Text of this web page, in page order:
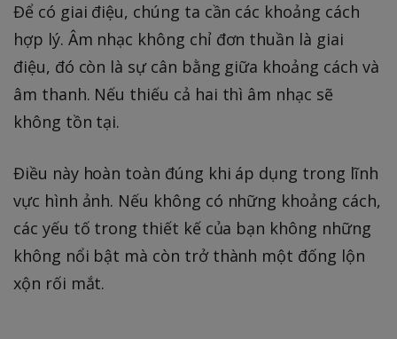
Để có giai điệu, chúng ta cần các khoảng cách
hợp lý. Âm nhạc không chỉ đơn thuần là giai
điệu, đó còn là sự cân bằng giữa khoảng cách và
âm thanh. Nếu thiếu cả hai thì âm nhạc sẽ
không tồn tại.
Điều này hoàn toàn đúng khi áp dụng trong lĩnh
vực hình ảnh. Nếu không có những khoảng cách,
các yếu tố trong thiết kế của bạn không những
không nổi bật mà còn trở thành một đống lộn
xộn rối mắt.